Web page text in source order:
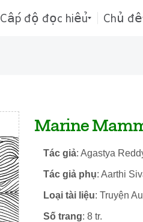
Cấp độ đọc hiểu Chủ đề
Marine
Tác giả: Agastya
Tác giả phụ: Aarthi
Loại tài liệu: Truyện
Số trang: 8 tr.